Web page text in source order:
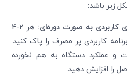
زیر باشد:
کاربردی به ‌صورت دوره‌ای:
هر 2-4
کاربردی پر مصرف را پاک کنید.
و عملکرد دستگاه به ‌هم نخورده
را افزایش دهید.